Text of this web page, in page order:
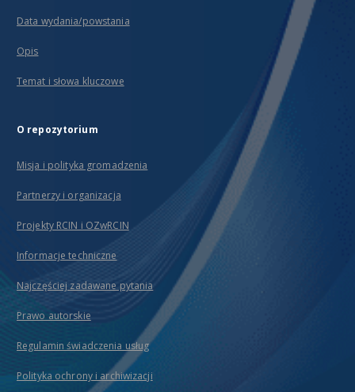
Data wydania/powstania
Opis
Temat i słowa kluczowe
O repozytorium
Misja i polityka gromadzenia
Partnerzy i organizacja
Projekty RCIN i OZwRCIN
Informacje techniczne
Najczęściej zadawane pytania
Prawo autorskie
Regulamin świadczenia usług
Polityka ochrony i archiwizacji